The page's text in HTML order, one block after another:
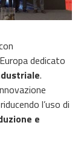
dedicato
.
l’uso di
e